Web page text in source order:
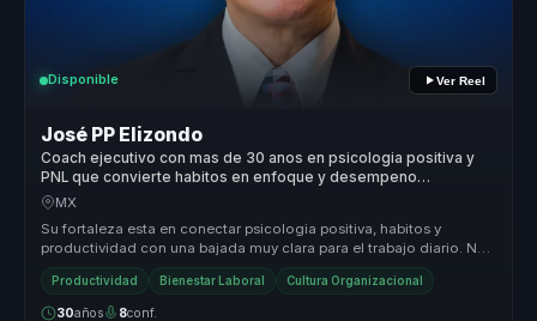
Disponible Ver Reel
José PP Elizondo
Coach ejecutivo con mas de 30 anos en psicologia positiva y
PNL que convierte habitos en enfoque y desempeno
sostenible para lideres y equipos.
MX
Su fortaleza esta en conectar psicologia positiva, habitos y
productividad con una bajada muy clara para el trabajo diario. No
habla de b...
Productividad Bienestar Laboral Cultura Organizacional
30años 8conf.